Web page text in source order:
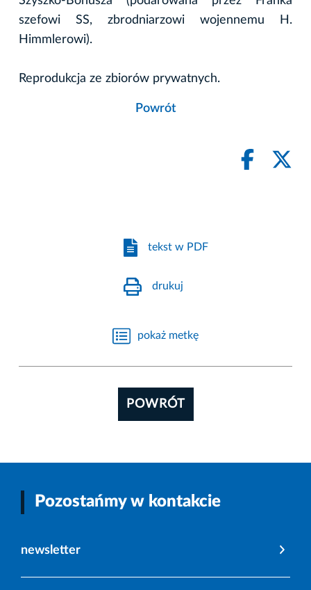
szefowi SS, zbrodniarzowi wojennemu H.
Himmlerowi).
Reprodukcja ze zbiorów prywatnych.
Powrót
tekst w PDF
drukuj
pokaż metkę
POWRÓT
Pozostańmy w kontakcie
newsletter